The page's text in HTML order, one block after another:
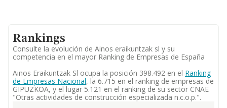
Rankings
Consulte la evolución de Ainos eraikuntzak sl y su
competencia en el mayor Ranking de Empresas de España
Ainos Eraikuntzak Sl ocupa la posición 398.492 en el Ranking
de Empresas Nacional, la 6.715 en el ranking de empresas de
GIPUZKOA, y el lugar 5.121 en el ranking de su sector CNAE
"Otras actividades de construcción especializada n.c.o.p.".